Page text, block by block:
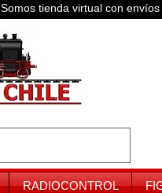
Somos tienda virtual con
RADIOCONTROL